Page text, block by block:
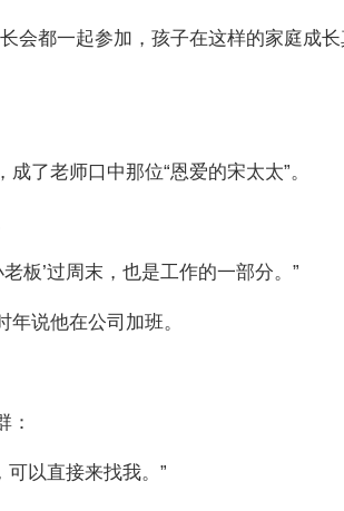
会都一起参加，孩子在这样的家庭成
了老师口中那位“恩爱的宋太太”。
板’过周末，也是工作的一部分。”
说他在公司加班。
：
可以直接来找我。”